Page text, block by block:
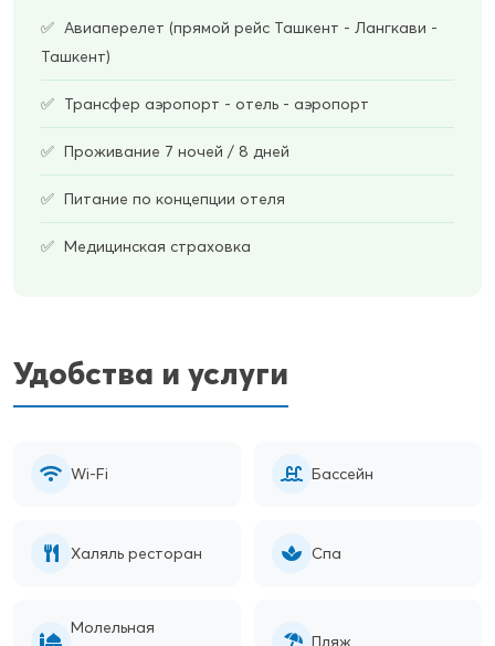
Авиаперелет (прямой рейс Ташкент - Лангкави -
Ташкент)
Трансфер аэропорт - отель - аэропорт
Проживание 7 ночей / 8 дней
Питание по концепции отеля
Медицинская страховка
Удобства и услуги
Wi-Fi Бассейн
Халяль ресторан Спа
Молельная
Пляж